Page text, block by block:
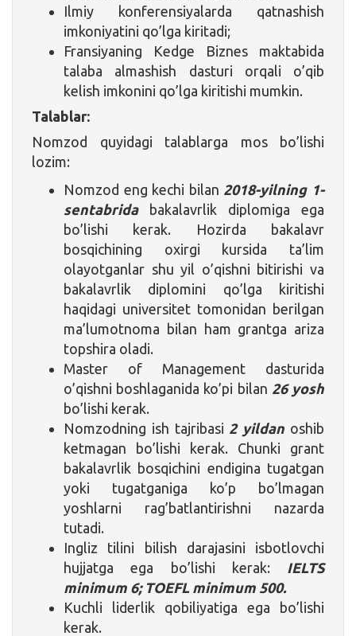
Ilmiy konferensiyalarda qatnashish
imkoniyatini qo’lga kiritadi;
Fransiyaning Kedge Biznes maktabida
talaba almashish dasturi orqali o’qib
kelish imkonini qo’lga kiritishi mumkin.
Talablar:
Nomzod quyidagi talablarga mos bo’lishi
lozim:
Nomzod eng kechi bilan 2018-yilning 1-
sentabridabakalavrlik diplomiga ega
bo’lishi kerak. Hozirda bakalavr
bosqichining oxirgi kursida ta’lim
olayotganlar shu yil o’qishni bitirishi va
bakalavrlik diplomini qo’lga kiritishi
haqidagi universitet tomonidan berilgan
ma’lumotnoma bilan ham grantga ariza
topshira oladi.
Master of Management dasturida
o’qishni boshlaganida ko’pi bilan 26 yosh
bo’lishi kerak.
Nomzodning ish tajribasi 2 yildan oshib
ketmagan bo’lishi kerak. Chunki grant
bakalavrlik bosqichini endigina tugatgan
yoki tugatganiga ko’p bo’lmagan
yoshlarni rag’batlantirishni nazarda
tutadi.
Ingliz tilini bilish darajasini isbotlovchi
hujjatga ega bo’lishi kerak: IELTS
minimum 6; TOEFL minimum 500.
Kuchli liderlik qobiliyatiga ega bo’lishi
kerak.